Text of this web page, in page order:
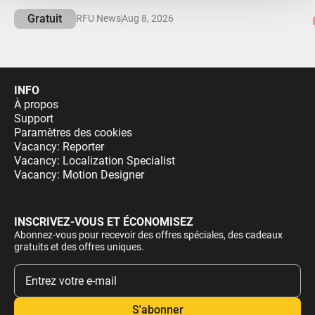
Gratuit
RFU NewsAug 8, 2026
INFO
À propos
Support
Paramètres des cookies
Vacancy: Reporter
Vacancy: Localization Specialist
Vacancy: Motion Designer
INSCRIVEZ-VOUS ET ÉCONOMISEZ
Abonnez-vous pour recevoir des offres spéciales, des cadeaux
gratuits et des offres uniques.